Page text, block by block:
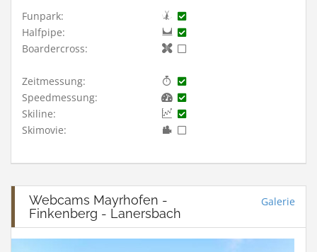
Funpark:
Halfpipe:
Boardercross:
Zeitmessung:
Speedmessung:
Skiline:
Skimovie:
Webcams Mayrhofen -
Finkenberg - Lanersbach
Galerie